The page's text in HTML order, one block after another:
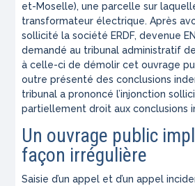
et-Moselle), une parcelle sur
transformateur électrique. Après
sollicité la société ERDF, devenue
demandé au tribunal administratif de
à celle-ci de démolir cet ouvrage
outre présenté des conclusions
tribunal a prononcé l’injonction
partiellement droit aux conclusions
Un ouvrage public
façon irrégulière
Saisie d’un appel et d’un appel